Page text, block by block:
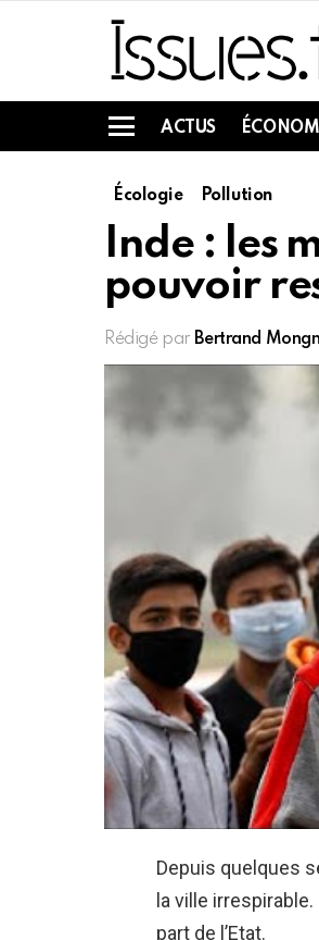
Menu
ACTUS
Écologie Pollution
Inde : les
pouvoir
Rédigé par Bertrand
Depuis quelques
la ville
part de l’Etat.